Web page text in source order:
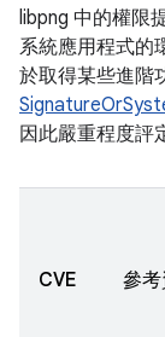
libpng 中的權限
系統應用程式的
於取得某些進階
因此嚴重程度評
CVE 參